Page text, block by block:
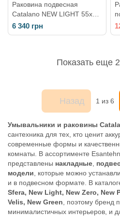
Раковина подвесная
Catalano NEW LIGHT 55x48
белая 155LI00
6 340 грн
Показать еще
Назад 1 из 6
Умывальники и раковины
сантехника для тех, кто ценит
современные формы и
комнаты. В ассортименте
представлены накладные
модели , которые можно
и в подвесном формате. В
Sfera, New Light, New Zero, New
Velis, New Green , поэтому бренд
минималистичных интерьеров, и